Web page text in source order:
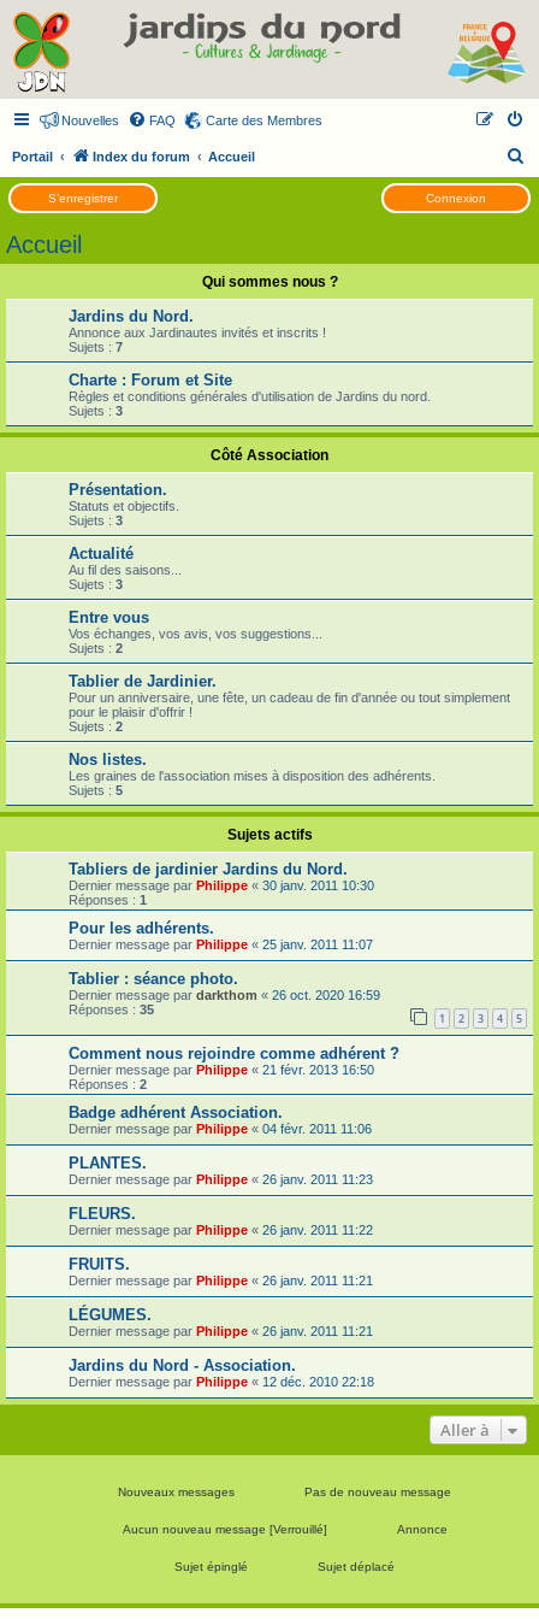
Nouvelles FAQ Carte des Membres
Portail Index du forum Accueil
e
c
r
S’enregistrer Connexion
Accueil
Qui sommes nous ?
Jardins du Nord.
Annonce aux Jardinautes invités et inscrits !
Sujets : 7
Charte : Forum et Site
Règles et conditions générales d'utilisation de Jardins du nord.
Sujets : 3
Côté Association
Présentation.
Statuts et objectifs.
Sujets : 3
Actualité
Au fil des saisons...
Sujets : 3
Entre vous
Vos échanges, vos avis, vos suggestions...
Sujets : 2
Tablier de Jardinier.
Pour un anniversaire, une fête, un cadeau de fin d'année ou tout simplement
pour le plaisir d'offrir !
Sujets : 2
Nos listes.
Les graines de l'association mises à disposition des adhérents.
Sujets : 5
Sujets actifs
Tabliers de jardinier Jardins du Nord.
Dernier message par Philippe « 30 janv. 2011 10:30
Réponses : 1
Pour les adhérents.
Dernier message par Philippe « 25 janv. 2011 11:07
Tablier : séance photo.
Dernier message par darkthom « 26 oct. 2020 16:59
Réponses : 35
1 2 3 4 5
Comment nous rejoindre comme adhérent ?
Dernier message par Philippe « 21 févr. 2013 16:50
Réponses : 2
Badge adhérent Association.
Dernier message par Philippe « 04 févr. 2011 11:06
PLANTES.
Dernier message par Philippe « 26 janv. 2011 11:23
FLEURS.
Dernier message par Philippe « 26 janv. 2011 11:22
FRUITS.
Dernier message par Philippe « 26 janv. 2011 11:21
LÉGUMES.
Dernier message par Philippe « 26 janv. 2011 11:21
Jardins du Nord - Association.
Dernier message par Philippe « 12 déc. 2010 22:18
Aller à
Nouveaux messages Pas de nouveau message
Aucun nouveau message [Verrouillé] Annonce
Sujet épinglé Sujet déplacé